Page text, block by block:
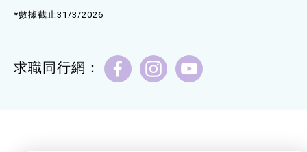
*數據截止31/3/2026
求職同行網：